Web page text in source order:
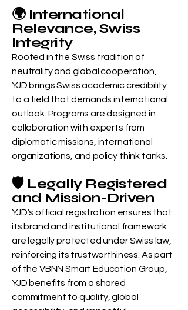
🌍 International
Relevance, Swiss
Integrity
Rooted in the Swiss tradition of
neutrality and global cooperation,
YJD brings Swiss academic credibility
to a field that demands international
outlook. Programs are designed in
collaboration with experts from
diplomatic missions, international
organizations, and policy think tanks.
🛡️ Legally Registered
and Mission-Driven
YJD’s official registration ensures that
its brand and institutional framework
are legally protected under Swiss law,
reinforcing its trustworthiness. As part
of the VBNN Smart Education Group,
YJD benefits from a shared
commitment to quality, global